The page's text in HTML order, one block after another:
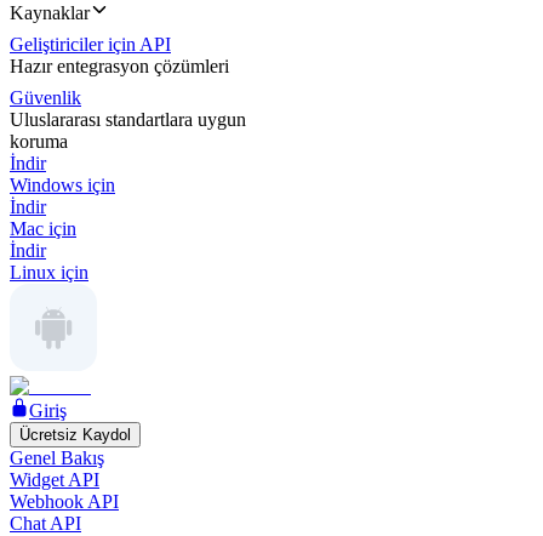
Kaynaklar
Geliştiriciler için API
Hazır entegrasyon çözümleri
Güvenlik
Uluslararası standartlara uygun
koruma
İndir
Windows için
İndir
Mac için
İndir
Linux için
Giriş
Ücretsiz Kaydol
Genel Bakış
Widget API
Webhook API
Chat API